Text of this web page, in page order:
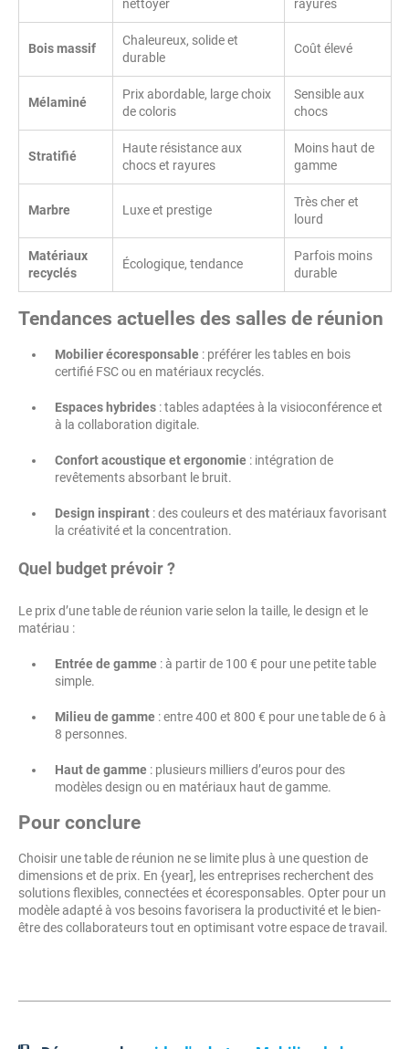
nettoyer rayures
Bois massif
Chaleureux, solide et
durable
Coût élevé
Mélaminé
Prix abordable, large choix
de coloris
Sensible aux
chocs
Stratifié
Haute résistance aux
chocs et rayures
Moins haut de
gamme
Marbre Luxe et prestige
Très cher et
lourd
Matériaux
recyclés
Écologique, tendance
Parfois moins
durable
Tendances actuelles des salles de réunion
Mobilier écoresponsable : préférer les tables en bois
certifié FSC ou en matériaux recyclés.
Espaces hybrides : tables adaptées à la visioconférence et
à la collaboration digitale.
Confort acoustique et ergonomie : intégration de
revêtements absorbant le bruit.
Design inspirant : des couleurs et des matériaux favorisant
la créativité et la concentration.
Quel budget prévoir ?
Le prix d’une table de réunion varie selon la taille, le design et le
matériau :
Entrée de gamme : à partir de 100 € pour une petite table
simple.
Milieu de gamme : entre 400 et 800 € pour une table de 6 à
8 personnes.
Haut de gamme : plusieurs milliers d’euros pour des
modèles design ou en matériaux haut de gamme.
Pour conclure
Choisir une table de réunion ne se limite plus à une question de
dimensions et de prix. En {year], les entreprises recherchent des
solutions flexibles, connectées et écoresponsables. Opter pour un
modèle adapté à vos besoins favorisera la productivité et le bien-
être des collaborateurs tout en optimisant votre espace de travail.